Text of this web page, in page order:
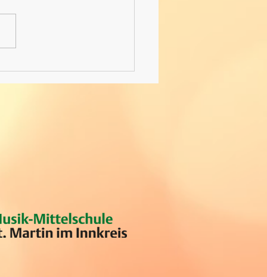
- 4 Schätze: Eine
Reise durch St.